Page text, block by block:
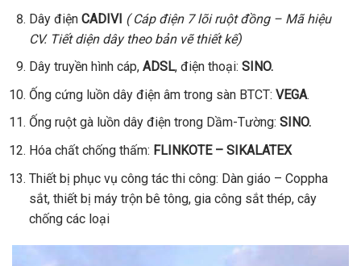
Dây điện CADIVI ( Cáp điện 7 lõi ruột đồng – Mã hiệu
CV. Tiết diện dây theo bản vẽ thiết kế)
Dây truyền hình cáp, ADSL, điện thoại: SINO.
Ống cứng luồn dây điện âm trong sàn BTCT: VEGA.
Ống ruột gà luồn dây điện trong Dầm-Tường: SINO.
Hóa chất chống thấm: FLINKOTE – SIKALATEX
Thiết bị phục vụ công tác thi công: Dàn giáo – Coppha
sắt, thiết bị máy trộn bê tông, gia công sắt thép, cây
chống các loại